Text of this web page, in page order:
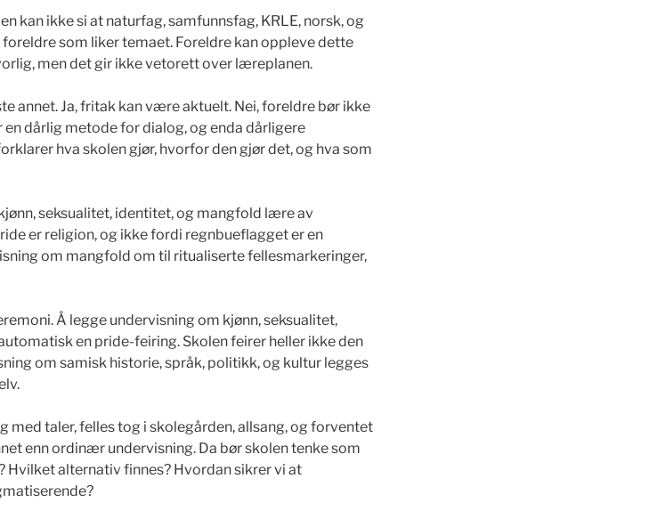
kan ikke si at naturfag, samfunnsfag, KRLE, norsk, og
som liker temaet. Foreldre kan oppleve dette
men det gir ikke vetorett over læreplanen.
annet. Ja, fritak kan være aktuelt. Nei, foreldre bør ikke
dårlig metode for dialog, og enda dårligere
hva skolen gjør, hvorfor den gjør det, og hva som
seksualitet, identitet, og mangfold lære av
er religion, og ikke fordi regnbueflagget er en
om mangfold om til ritualiserte fellesmarkeringer,
Å legge undervisning om kjønn, seksualitet,
en pride-feiring. Skolen feirer heller ikke den
om samisk historie, språk, politikk, og kultur legges
med taler, felles tog i skolegården, allsang, og forventet
enn ordinær undervisning. Da bør skolen tenke som
Hvilket alternativ finnes? Hvordan sikrer vi at